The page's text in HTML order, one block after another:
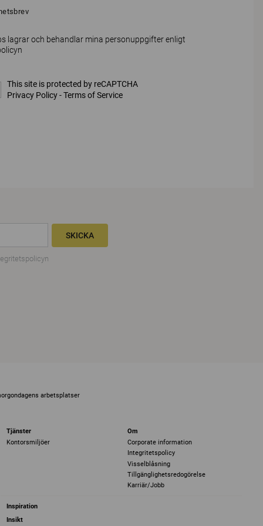
lagrar och behandlar mina personuppgifter enligt
This site is protected by reCAPTCHA
Privacy Policy-Terms of Service
SKICKA
arbetsplatser
Tjänster
Kontorsmiljöer
Om
Corporate information
Integritetspolicy
Visselblåsning
Tillgänglighetsredogörelse
Karriär/Jobb
Inspiration
Insikt